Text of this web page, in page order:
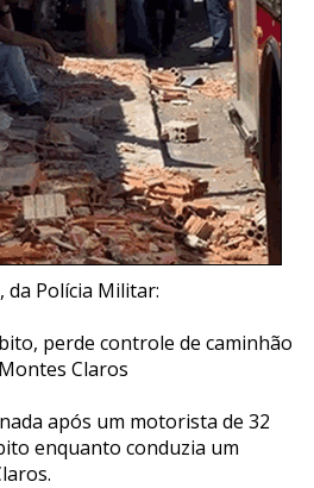
da Polícia Militar:
perde controle de caminhão
Claros
após um motorista de 32
enquanto conduzia um